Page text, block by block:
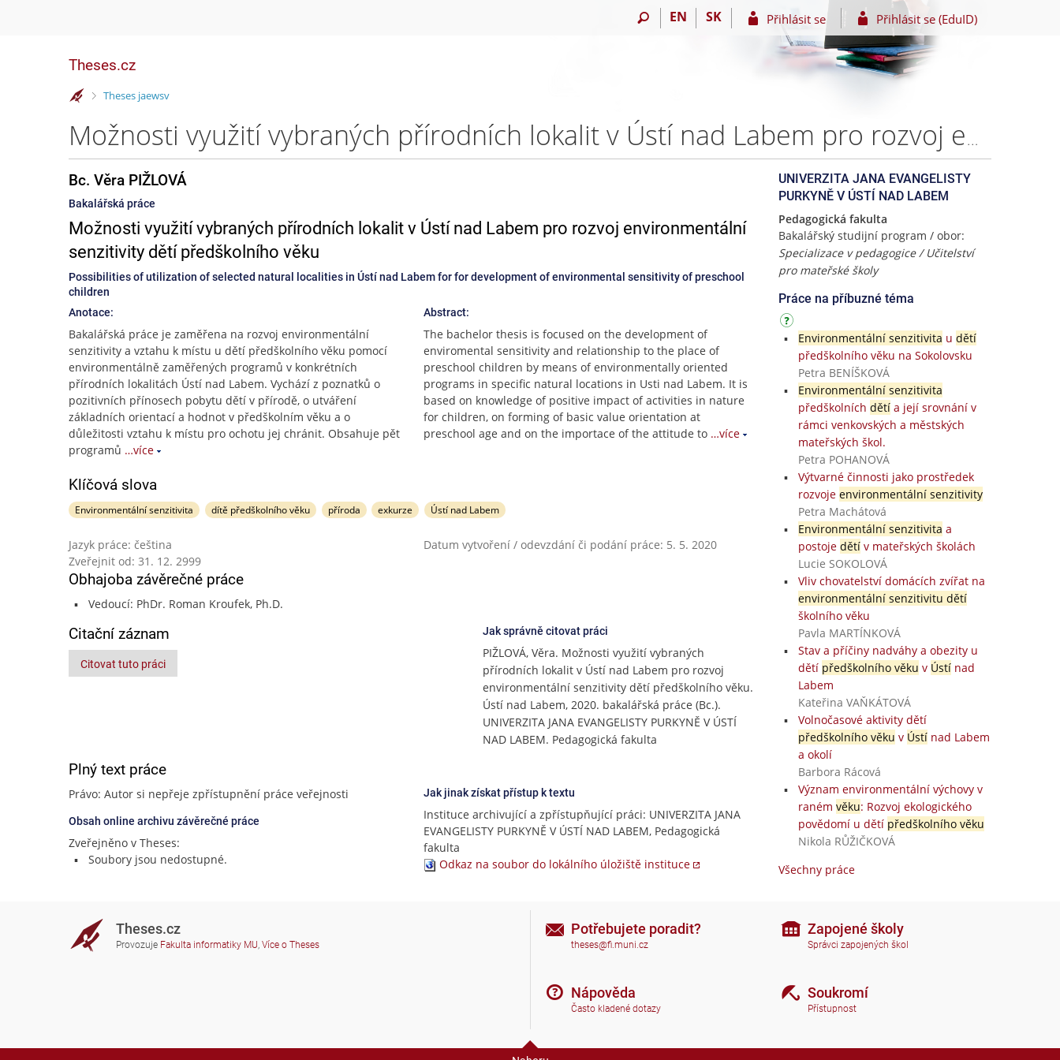
EN SK Přihlásit se Přihlásit se (EduID)
Theses.cz
>
Theses jaewsv
Možnosti využití vybraných přírodních lokalit v Ústí nad Labem pro rozvoj environmentální senzitivity dětí předškolního věku – Bc. Věra PIŽLOVÁ
Bc. Věra PIŽLOVÁ
Bakalářská práce
Možnosti využití vybraných přírodních lokalit v Ústí nad Labem pro rozvoj environmentální
senzitivity dětí předškolního věku
Possibilities of utilization of selected natural localities in Ústí nad Labem for for development of environmental sensitivity of preschool
children
Anotace:
Bakalářská práce je zaměřena na rozvoj environmentální
senzitivity a vztahu k místu u dětí předškolního věku pomocí
environmentálně zaměřených programů v konkrétních
přírodních lokalitách Ústí nad Labem. Vychází z poznatků o
pozitivních přínosech pobytu dětí v přírodě, o utváření
základních orientací a hodnot v předškolním věku a o
důležitosti vztahu k místu pro ochotu jej chránit. Obsahuje pět
programů …více
Abstract:
The bachelor thesis is focused on the development of
enviromental sensitivity and relationship to the place of
preschool children by means of environmentally oriented
programs in specific natural locations in Usti nad Labem. It is
based on knowledge of positive impact of activities in nature
for children, on forming of basic value orientation at
preschool age and on the importace of the attitude to …více
Klíčová slova
Environmentální senzitivita dítě předškolního věku příroda exkurze Ústí nad Labem
Jazyk práce: čeština
Datum vytvoření / odevzdání či podání práce: 5. 5. 2020
Zveřejnit od: 31. 12. 2999
Obhajoba závěrečné práce
Vedoucí: PhDr. Roman Kroufek, Ph.D.
Citační záznam
Citovat tuto práci
Jak správně citovat práci
PIŽLOVÁ, Věra. Možnosti využití vybraných
přírodních lokalit v Ústí nad Labem pro rozvoj
environmentální senzitivity dětí předškolního věku.
Ústí nad Labem, 2020. bakalářská práce (Bc.).
UNIVERZITA JANA EVANGELISTY PURKYNĚ V ÚSTÍ
NAD LABEM. Pedagogická fakulta
Plný text práce
Právo: Autor si nepřeje zpřístupnění práce veřejnosti
Obsah online archivu závěrečné práce
Zveřejněno v Theses:
Soubory jsou nedostupné.
Jak jinak získat přístup k textu
Instituce archivující a zpřístupňující práci: UNIVERZITA JANA
EVANGELISTY PURKYNĚ V ÚSTÍ NAD LABEM, Pedagogická
fakulta
Odkaz na soubor do lokálního úložiště instituce
UNIVERZITA JANA EVANGELISTY
PURKYNĚ V ÚSTÍ NAD LABEM
Pedagogická fakulta
Bakalářský studijní program / obor:
Specializace v pedagogice / Učitelství
pro mateřské školy
Práce na příbuzné téma
Environmentální senzitivita u dětí
předškolního věku na Sokolovsku
Petra BENÍŠKOVÁ
Environmentální senzitivita
předškolních dětía její srovnání v
rámci venkovských a městských
mateřských škol.
Petra POHANOVÁ
Výtvarné činnosti jako prostředek
rozvoje environmentální senzitivity
Petra Machátová
Environmentální senzitivita a
postoje dětív mateřských školách
Lucie SOKOLOVÁ
Vliv chovatelství domácích zvířat na
environmentální senzitivitu dětí
školního věku
Pavla MARTÍNKOVÁ
Stav a příčiny nadváhy a obezity u
dětí předškolního věku v Ústínad
Labem
Kateřina VAŇKÁTOVÁ
Volnočasové aktivity dětí
předškolního věku v Ústínad Labem
a okolí
Barbora Rácová
Význam environmentální výchovy v
raném věku: Rozvoj ekologického
povědomí u dětí předškolního věku
Nikola RŮŽIČKOVÁ
Všechny práce
Theses.cz
Provozuje Fakulta informatiky MU, Více o Theses
Potřebujete poradit?
theses@fi.muni.cz
Nápověda
Často kladené dotazy
Zapojené školy
Správci zapojených škol
Soukromí
Přístupnost